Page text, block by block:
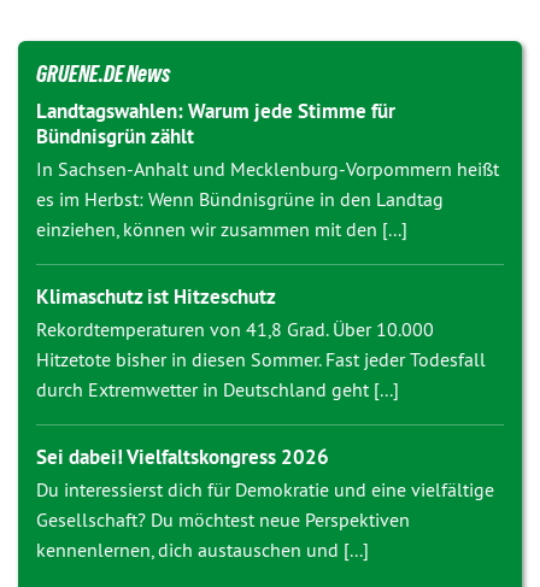
GRUENE.DE News
Landtagswahlen: Warum jede Stimme für
Bündnisgrün zählt
In Sachsen-Anhalt und Mecklenburg-Vorpommern heißt
es im Herbst: Wenn Bündnisgrüne in den Landtag
einziehen, können wir zusammen mit den [...]
Klimaschutz ist Hitzeschutz
Rekordtemperaturen von 41,8 Grad. Über 10.000
Hitzetote bisher in diesen Sommer. Fast jeder Todesfall
durch Extremwetter in Deutschland geht [...]
Sei dabei! Vielfaltskongress 2026
Du interessierst dich für Demokratie und eine vielfältige
Gesellschaft? Du möchtest neue Perspektiven
kennenlernen, dich austauschen und [...]